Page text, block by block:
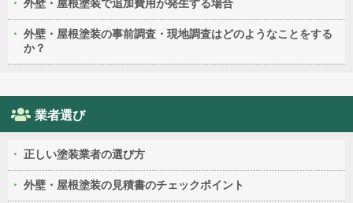
外壁・屋根塗装で追加費用が発生する場合
外壁・屋根塗装の事前調査・現地調査はどのようなことをする
か？
業者選び
正しい塗装業者の選び方
外壁・屋根塗装の見積書のチェックポイント